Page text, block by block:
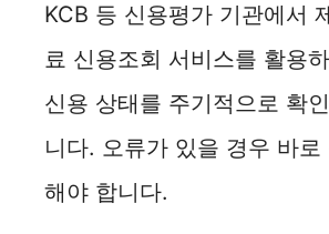
KCB 등 신용평가 기관에서
료 신용조회 서비스를 활용
신용 상태를 주기적으로 확
니다. 오류가 있을 경우 바로
해야 합니다.